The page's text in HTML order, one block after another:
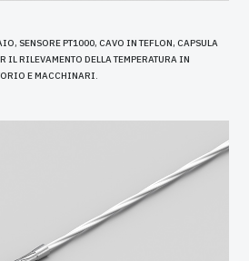
SENSORE PT1000, CAVO IN TEFLON, CAPSULA
IL RILEVAMENTO DELLA TEMPERATURA IN
E MACCHINARI.